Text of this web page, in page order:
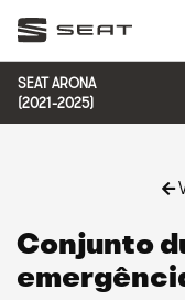
SEAT ARONA
(2021-2025)
Conjunto